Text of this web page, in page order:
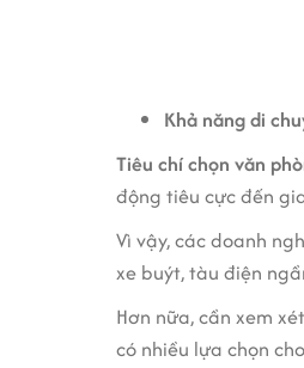
Khả năng di
Tiêu chí chọn văn
động tiêu cực đến
Vì vậy, các doanh
xe buýt, tàu điện
Hơn nữa, cần xem
có nhiều lựa chọn